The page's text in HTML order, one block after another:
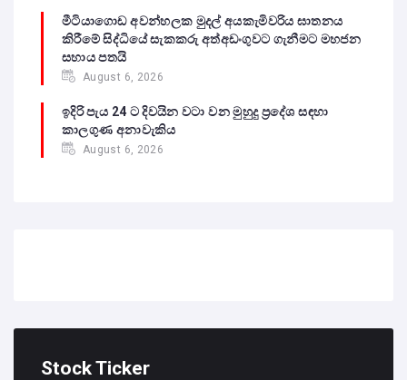
මීටියාගොඩ අවන්හලක මුදල් අයකැමිවරිය ඝාතනය
කිරීමේ සිද්ධියේ සැකකරු අත්අඩංගුවට ගැනීමට මහජන
සහාය පතයි
August 6, 2026
ඉදිරි පැය 24 ට දිවයින වටා වන මුහුදු ප්‍රදේශ සඳහා
කාලගුණ අනාවැකිය
August 6, 2026
Stock Ticker